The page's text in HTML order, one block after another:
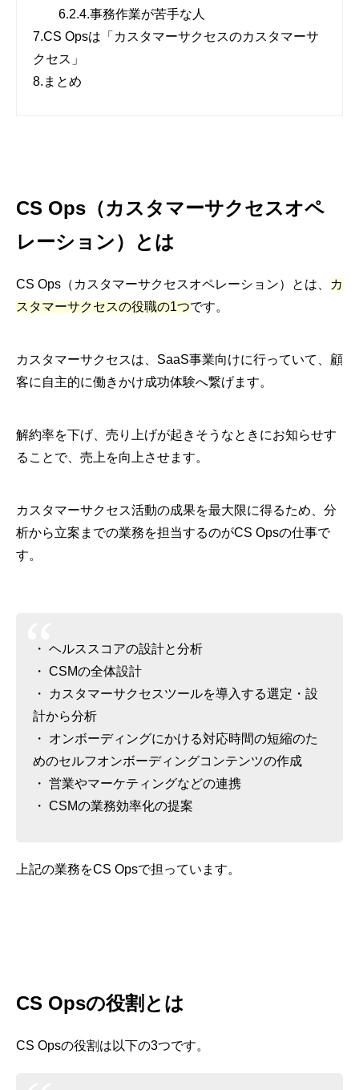
6.2.4.事務作業が苦手な人
7.CS Opsは「カスタマーサクセスのカスタマーサ
クセス」
8. まとめ
CS Ops（カスタマーサクセスオペ
レーション）とは
CS Ops（カスタマーサクセスオペレーション）とは、
カ
スタマーサクセスの役職の1つです。
カスタマーサクセスは、SaaS事業向けに行っていて、顧
客に自主的に働きかけ成功体験へ繋げます。
解約率を下げ、売り上げが起きそうなときにお知らせす
ることで、売上を向上させます。
カスタマーサクセス活動の成果を最大限に得るため、分
析から立案までの業務を担当するのがCS Opsの仕事で
す。
・ ヘルススコアの設計と分析
・ CSMの全体設計
・ カスタマーサクセスツールを導入する選定・設
計から分析
・ オンボーディングにかける対応時間の短縮のた
めのセルフオンボーディングコンテンツの作成
・ 営業やマーケティングなどの連携
・ CSMの業務効率化の提案
上記の業務をCS Opsで担っています。
CS Opsの役割とは
CS Opsの役割は以下の3つです。